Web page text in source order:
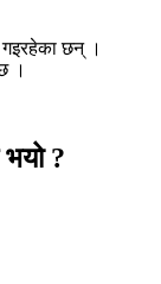
गइरहेका छन् ।
।
?